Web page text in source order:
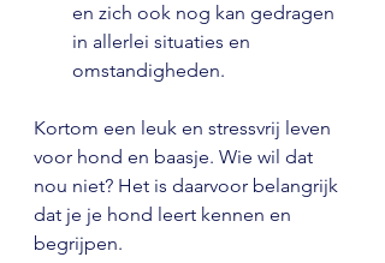
en zich ook nog kan gedragen
in allerlei situaties en
omstandigheden.
Kortom een leuk en stressvrij leven
voor hond en baasje. Wie wil dat
nou niet? Het is daarvoor belangrijk
dat je je hond leert kennen en
begrijpen.